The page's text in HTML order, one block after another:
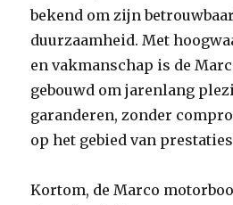
bekend om zijn
duurzaamheid. Met
en vakmanschap is de
gebouwd om jarenlang
garanderen, zonder
op het gebied van
Kortom, de Marco